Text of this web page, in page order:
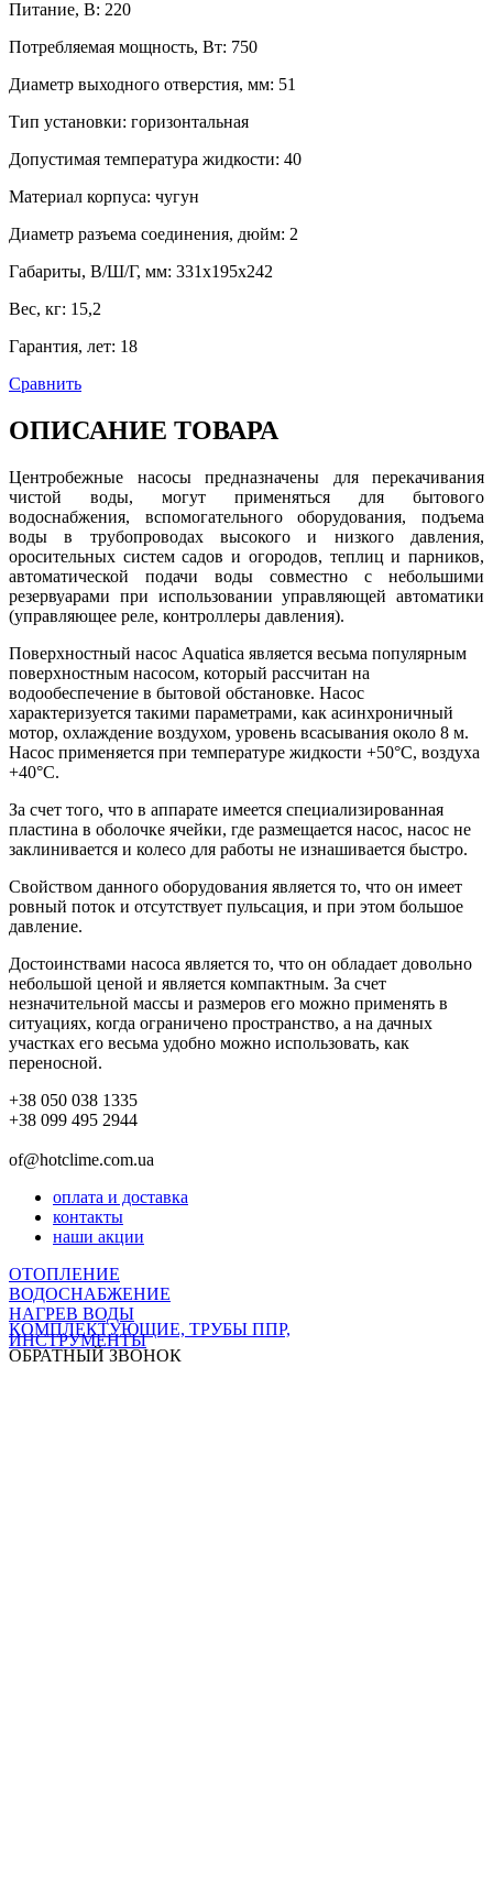
Питание, В: 220
Потребляемая мощность, Вт: 750
Диаметр выходного отверстия, мм: 51
Тип установки: горизонтальная
Допустимая температура жидкости: 40
Материал корпуса: чугун
Диаметр разъема соединения, дюйм: 2
Габариты, В/Ш/Г, мм: 331x195x242
Вес, кг: 15,2
Гарантия, лет: 18
Сравнить
ОПИСАНИЕ ТОВАРА
Центробежные насосы предназначены для перекачивания
чистой воды, могут применяться для бытового
водоснабжения, вспомогательного оборудования, подъема
воды в трубопроводах высокого и низкого давления,
оросительных систем садов и огородов, теплиц и парников,
автоматической подачи воды совместно с небольшими
резервуарами при использовании управляющей автоматики
(управляющее реле, контроллеры давления).
Поверхностный насос Aquatica является весьма популярным
поверхностным насосом, который рассчитан на
водообеспечение в бытовой обстановке. Насос
характеризуется такими параметрами, как асинхроничный
мотор, охлаждение воздухом, уровень всасывания около 8 м.
Насос применяется при температуре жидкости +50°С, воздуха
+40°С.
За счет того, что в аппарате имеется специализированная
пластина в оболочке ячейки, где размещается насос, насос не
заклинивается и колесо для работы не изнашивается быстро.
Свойством данного оборудования является то, что он имеет
ровный поток и отсутствует пульсация, и при этом большое
давление.
Достоинствами насоса является то, что он обладает довольно
небольшой ценой и является компактным. За счет
незначительной массы и размеров его можно применять в
ситуациях, когда ограничено пространство, а на дачных
участках его весьма удобно можно использовать, как
переносной.
+38 050 038 1335
+38 099 495 2944
of@hotclime.com.ua
оплата и доставка
контакты
наши акции
ОТОПЛЕНИЕ
ВОДОСНАБЖЕНИЕ
НАГРЕВ ВОДЫ
КОМПЛЕКТУЮЩИЕ, ТРУБЫ ППР,
ИНСТРУМЕНТЫ
ОБРАТНЫЙ ЗВОНОК